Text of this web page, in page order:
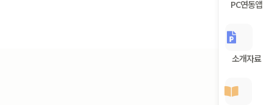
PC연동앱
소개자료